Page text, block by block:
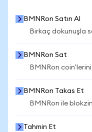
BMNRon Satın Al
Birkaç dokunuşla
BMNRon Sat
BMNRon
BMNRon Takas Et
BMNRon ile
Tahmin Et